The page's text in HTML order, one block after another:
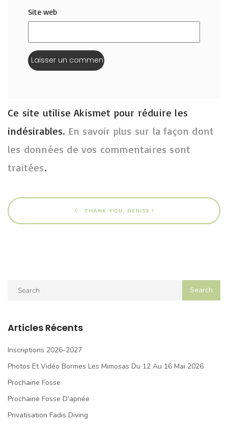
Site web
Ce site utilise Akismet pour réduire les
indésirables. En savoir plus sur la façon dont
les données de vos commentaires sont
traitées.
THANK YOU, DENISE !
Articles Récents
Inscriptions 2026-2027
Photos Et Vidéo Bormes Les Mimosas Du 12 Au 16 Mai 2026
Prochaine Fosse
Prochaine Fosse D’apnée
Privatisation Fadis Diving